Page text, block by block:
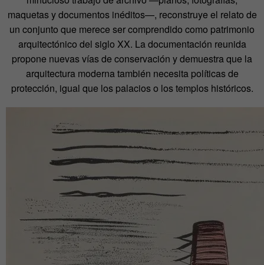
maquetas y documentos inéditos—, reconstruye el relato de
un conjunto que merece ser comprendido como patrimonio
arquitectónico del siglo XX. La documentación reunida
propone nuevas vías de conservación y demuestra que la
arquitectura moderna también necesita políticas de
protección, igual que los palacios o los templos históricos.